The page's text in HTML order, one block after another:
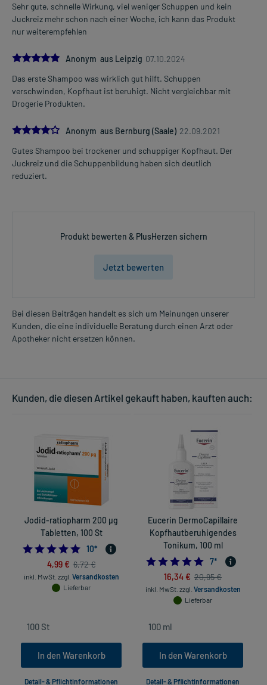
Sehr gute, schnelle Wirkung, viel weniger Schuppen und kein
Juckreiz mehr schon nach einer Woche, ich kann das Produkt
nur weiterempfehlen
5.0Anonym aus Leipzig 07.10.2024
Das erste Shampoo was wirklich gut hilft. Schuppen
verschwinden, Kopfhaut ist beruhigt. Nicht vergleichbar mit
Drogerie Produkten.
4.0Anonym aus Bernburg (Saale) 22.09.2021
Gutes Shampoo bei trockener und schuppiger Kopfhaut. Der
Juckreiz und die Schuppenbildung haben sich deutlich
reduziert.
Produkt bewerten & PlusHerzen sichern
Jetzt bewerten
Bei diesen Beiträgen handelt es sich um Meinungen unserer
Kunden, die eine individuelle Beratung durch einen Arzt oder
Apotheker nicht ersetzen können.
Kunden, die diesen Artikel gekauft haben, kauften auch:
Jodid-ratiopharm 200 µg
Tabletten, 100 St
4.9
10*
4,99 € 6,72 €
inkl. MwSt. zzgl. Versandkosten
Lieferbar
In den Warenkorb
Detail- & Pflichtinformationen
Eucerin DermoCapillaire
Kopfhautberuhigendes
Tonikum, 100 ml
5.0
7*
16,34 € 20,95 €
inkl. MwSt. zzgl. Versandkosten
Lieferbar
In den Warenkorb
Detail- & Pflichtinformationen